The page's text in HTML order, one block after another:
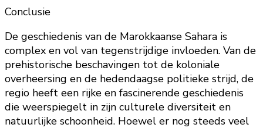
Conclusie
De geschiedenis van de Marokkaanse Sahara is
complex en vol van tegenstrijdige invloeden. Van de
prehistorische beschavingen tot de koloniale
overheersing en de hedendaagse politieke strijd, de
regio heeft een rijke en fascinerende geschiedenis
die weerspiegelt in zijn culturele diversiteit en
natuurlijke schoonheid. Hoewel er nog steeds veel